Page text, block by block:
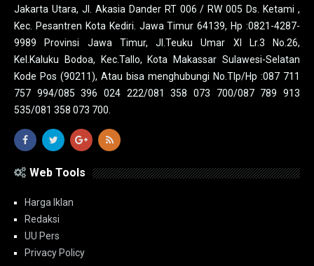
Jakarta Utara, Jl. Akasia Dander RT 006 / RW 005 Ds. Ketami ,
Kec. Pesantren Kota Kediri. Jawa Timur 64139, Hp :0821-4287-
9989 Provinsi Jawa Timur, Jl.Teuku Umar XI Lr.3 No.26,
Kel.Kaluku Bodoa, Kec.Tallo, Kota Makassar Sulawesi-Selatan
Kode Pos (90211), Atau bisa menghubungi No.Tlp/Hp :087 711
757 994/085 396 024 222/081 358 073 700/087 789 913
535/081 358 073 700.
Web Tools
Harga Iklan
Redaksi
UU Pers
Privacy Policy